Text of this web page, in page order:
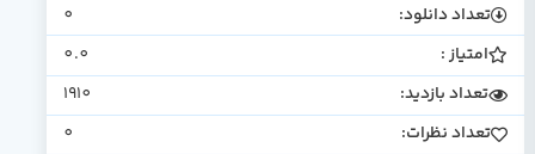
تعداد دانلود:
0
امتیاز :
0.0
تعداد بازدید:
1910
تعداد نظرات:
0